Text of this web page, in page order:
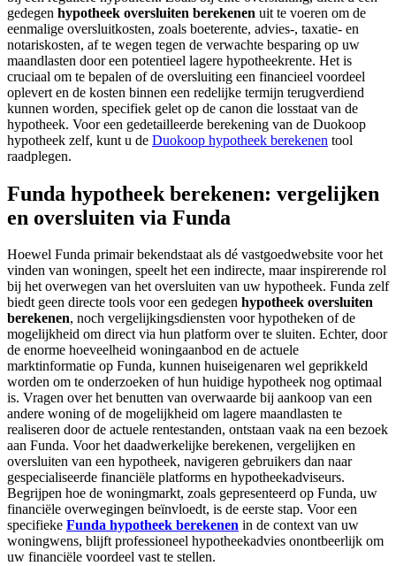
gedegen hypotheek oversluiten berekenen uit te voeren om de
eenmalige oversluitkosten, zoals boeterente, advies-, taxatie- en
notariskosten, af te wegen tegen de verwachte besparing op uw
maandlasten door een potentieel lagere hypotheekrente. Het is
cruciaal om te bepalen of de oversluiting een financieel voordeel
oplevert en de kosten binnen een redelijke termijn terugverdiend
kunnen worden, specifiek gelet op de canon die losstaat van de
hypotheek. Voor een gedetailleerde berekening van de Duokoop
hypotheek zelf, kunt u de Duokoop hypotheek berekenen tool
raadplegen.
Funda hypotheek berekenen: vergelijken
en oversluiten via Funda
Hoewel Funda primair bekendstaat als dé vastgoedwebsite voor het
vinden van woningen, speelt het een indirecte, maar inspirerende rol
bij het overwegen van het oversluiten van uw hypotheek. Funda zelf
biedt geen directe tools voor een gedegen hypotheek oversluiten
berekenen, noch vergelijkingsdiensten voor hypotheken of de
mogelijkheid om direct via hun platform over te sluiten. Echter, door
de enorme hoeveelheid woningaanbod en de actuele
marktinformatie op Funda, kunnen huiseigenaren wel geprikkeld
worden om te onderzoeken of hun huidige hypotheek nog optimaal
is. Vragen over het benutten van overwaarde bij aankoop van een
andere woning of de mogelijkheid om lagere maandlasten te
realiseren door de actuele rentestanden, ontstaan vaak na een bezoek
aan Funda. Voor het daadwerkelijke berekenen, vergelijken en
oversluiten van een hypotheek, navigeren gebruikers dan naar
gespecialiseerde financiële platforms en hypotheekadviseurs.
Begrijpen hoe de woningmarkt, zoals gepresenteerd op Funda, uw
financiële overwegingen beïnvloedt, is de eerste stap. Voor een
specifieke Funda hypotheek berekenen in de context van uw
woningwens, blijft professioneel hypotheekadvies onontbeerlijk om
uw financiële voordeel vast te stellen.